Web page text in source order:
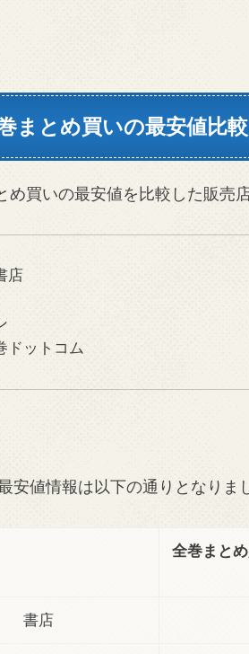
まとめ買いの最安値比較
め買いの最安値を比較した販売
店
ドットコム
安値情報は以下の通りとなりま
全巻まと
書店